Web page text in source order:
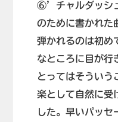
⑥’チャルダッシ
のために書かれた
弾かれるのは初め
なところに目が行
とってはそういう
楽として自然に受
した。早いパッセ